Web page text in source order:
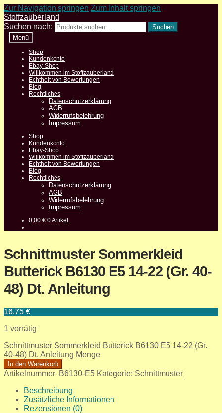
Zur Navigation springen Zum Inhalt springen
Stoffzauberland
Suchen nach:
Suchen
Menü
Shop
Kundenkonto
Ebay-Shop
Willkommen im Stoffzauberland
Echtheit von Bewertungen
Blog
Rechtliches
Datenschutzerklärung
AGB
Widerrufsbelehrung
Impressum
Shop
Kundenkonto
Ebay-Shop
Willkommen im Stoffzauberland
Echtheit von Bewertungen
Blog
Rechtliches
Datenschutzerklärung
AGB
Widerrufsbelehrung
Impressum
0,00€ 0 Artikel
Schnittmuster Sommerkleid
Butterick B6130 E5 14-22 (Gr. 40-
48) Dt. Anleitung
16,75 €
1 vorrätig
Schnittmuster Sommerkleid Butterick B6130 E5 14-22 (Gr.
40-48) Dt. Anleitung Menge
In den Warenkorb
Artikelnummer: B6130-E5 Kategorie: Schnittmuster
Beschreibung
Zusätzliche Informationen
Rezensionen (0)